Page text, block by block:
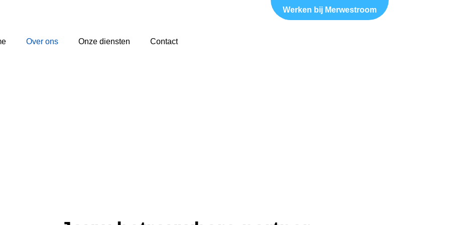
Werken bij Merwestroom
Over ons Onze diensten Contact